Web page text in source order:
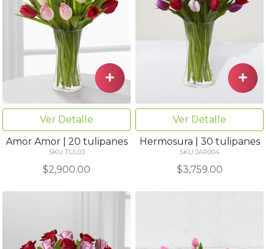
Ver Detalle
Amor Amor | 20 tulipanes
SKU TUL03
$2,900.00
Ver Detalle
Hermosura | 30 tulipanes
SKU JAR004
$3,759.00